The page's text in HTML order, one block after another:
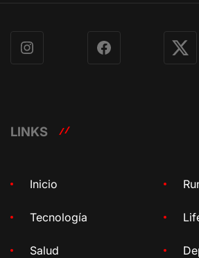
Instagram Facebook X
LINKS
Inicio
Tecnología
Salud